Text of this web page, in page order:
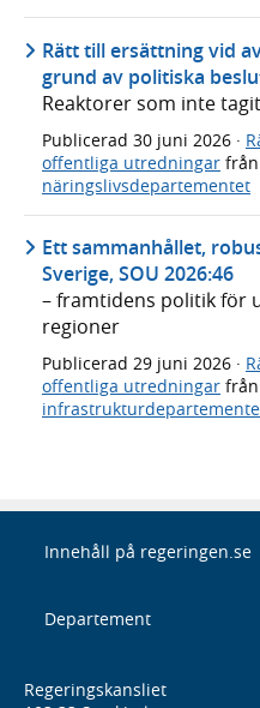
Rätt till ersättning vid
grund av politiska
Reaktorer som inte
Publicerad 30 juni 2026 ·
offentliga utredningar från
näringslivsdepartementet
Ett sammanhållet,
Sverige, SOU 2026:46
– framtidens politik för
regioner
Publicerad 29 juni 2026 ·
offentliga utredningar från
Innehåll på regeringen.se
Departement
Regeringskansliet